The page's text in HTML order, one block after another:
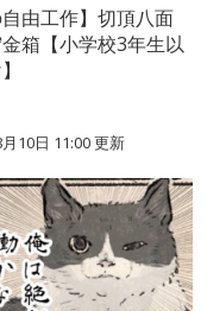
自由工作】切頂八面
箱【小学校3年生以
10日 11:00更新